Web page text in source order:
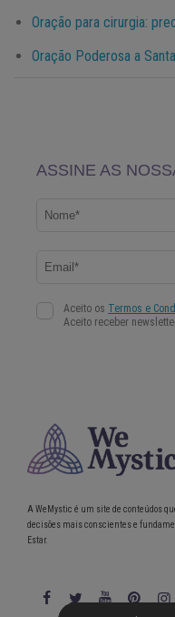
Oração para cirurgia:
Oração Poderosa a
A WeMystic é um site de conteúdos
decisões mais conscientes e
Estar.